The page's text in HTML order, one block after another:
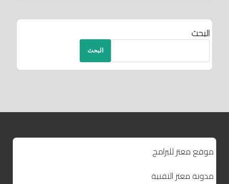
البحث
البحث
موقع معتز للبرامج
مدونة معتز التقنية